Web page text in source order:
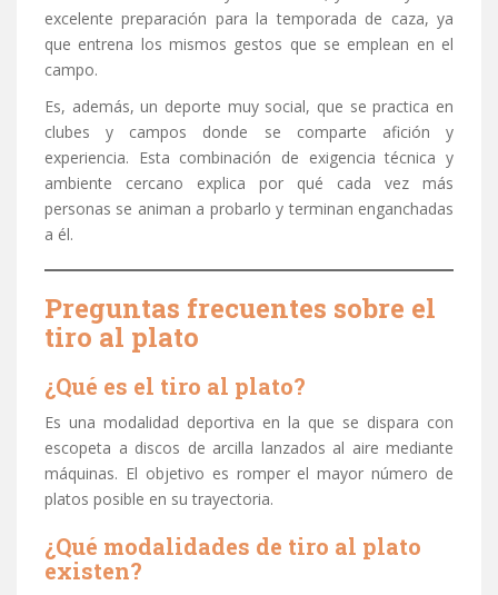
excelente preparación para la temporada de caza, ya
que entrena los mismos gestos que se emplean en el
campo.
Es, además, un deporte muy social, que se practica en
clubes y campos donde se comparte afición y
experiencia. Esta combinación de exigencia técnica y
ambiente cercano explica por qué cada vez más
personas se animan a probarlo y terminan enganchadas
a él.
Preguntas frecuentes sobre el
tiro al plato
¿Qué es el tiro al plato?
Es una modalidad deportiva en la que se dispara con
escopeta a discos de arcilla lanzados al aire mediante
máquinas. El objetivo es romper el mayor número de
platos posible en su trayectoria.
¿Qué modalidades de tiro al plato
existen?